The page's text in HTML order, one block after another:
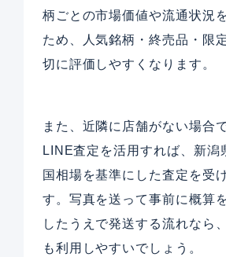
柄ごとの市場価値や流通状況
ため、人気銘柄・終売品・限
切に評価しやすくなります。
また、近隣に店舗がない場合
LINE査定を活用すれば、新潟
国相場を基準にした査定を受
す。写真を送って事前に概算
したうえで発送する流れなら
も利用しやすいでしょう。